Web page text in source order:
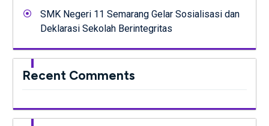
SMK Negeri 11 Semarang Gelar Sosialisasi dan
Deklarasi Sekolah Berintegritas
Recent Comments